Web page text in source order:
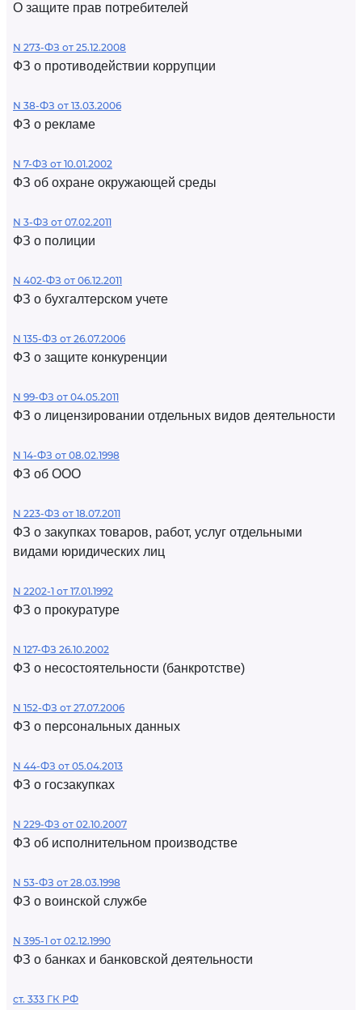
О защите прав потребителей
N 273-ФЗ от 25.12.2008
ФЗ о противодействии коррупции
N 38-ФЗ от 13.03.2006
ФЗ о рекламе
N 7-ФЗ от 10.01.2002
ФЗ об охране окружающей среды
N 3-ФЗ от 07.02.2011
ФЗ о полиции
N 402-ФЗ от 06.12.2011
ФЗ о бухгалтерском учете
N 135-ФЗ от 26.07.2006
ФЗ о защите конкуренции
N 99-ФЗ от 04.05.2011
ФЗ о лицензировании отдельных видов деятельности
N 14-ФЗ от 08.02.1998
ФЗ об ООО
N 223-ФЗ от 18.07.2011
ФЗ о закупках товаров, работ, услуг отдельными
видами юридических лиц
N 2202-1 от 17.01.1992
ФЗ о прокуратуре
N 127-ФЗ 26.10.2002
ФЗ о несостоятельности (банкротстве)
N 152-ФЗ от 27.07.2006
ФЗ о персональных данных
N 44-ФЗ от 05.04.2013
ФЗ о госзакупках
N 229-ФЗ от 02.10.2007
ФЗ об исполнительном производстве
N 53-ФЗ от 28.03.1998
ФЗ о воинской службе
N 395-1 от 02.12.1990
ФЗ о банках и банковской деятельности
ст. 333 ГК РФ